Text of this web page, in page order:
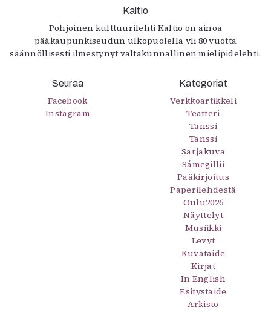
Kaltio
Pohjoinen kulttuurilehti Kaltio on ainoa
pääkaupunkiseudun ulkopuolella yli 80 vuotta
säännöllisesti ilmestynyt valtakunnallinen mielipidelehti.
Seuraa
Facebook
Instagram
Kategoriat
Verkkoartikkeli
Teatteri
Tanssi
Tanssi
Sarjakuva
Sámegillii
Pääkirjoitus
Paperilehdestä
Oulu2026
Näyttelyt
Musiikki
Levyt
Kuvataide
Kirjat
In English
Esitystaide
Arkisto